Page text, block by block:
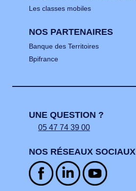
Les classes mobiles
NOS PARTENAIRES
Banque des Territoires
Bpifrance
UNE QUESTION ?
05 47 74 39 00
NOS RÉSEAUX SOCIAUX